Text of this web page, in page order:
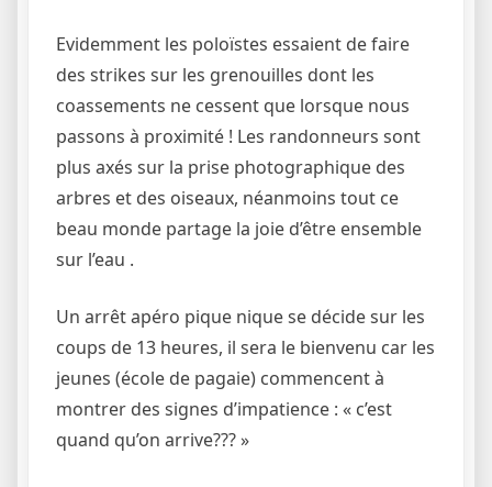
Evidemment les poloïstes essaient de faire
des strikes sur les grenouilles dont les
coassements ne cessent que lorsque nous
passons à proximité ! Les randonneurs sont
plus axés sur la prise photographique des
arbres et des oiseaux, néanmoins tout ce
beau monde partage la joie d’être ensemble
sur l’eau .
Un arrêt apéro pique nique se décide sur les
coups de 13 heures, il sera le bienvenu car les
jeunes (école de pagaie) commencent à
montrer des signes d’impatience : « c’est
quand qu’on arrive??? »